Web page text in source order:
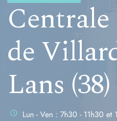
de
Lans (38)
schedule Lun - Ven : 7h30 - 11h30 et